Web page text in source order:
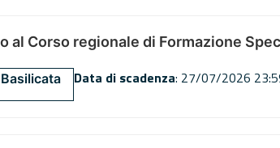
al Corso regionale di Formazione
Data di scadenza: 27/07/2026